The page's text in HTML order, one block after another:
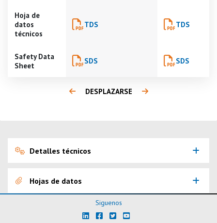
Hoja de
datos
técnicos
TDS TDS
Safety Data
Sheet
SDS SDS
DESPLAZARSE
Detalles técnicos
Hojas de datos
Siguenos